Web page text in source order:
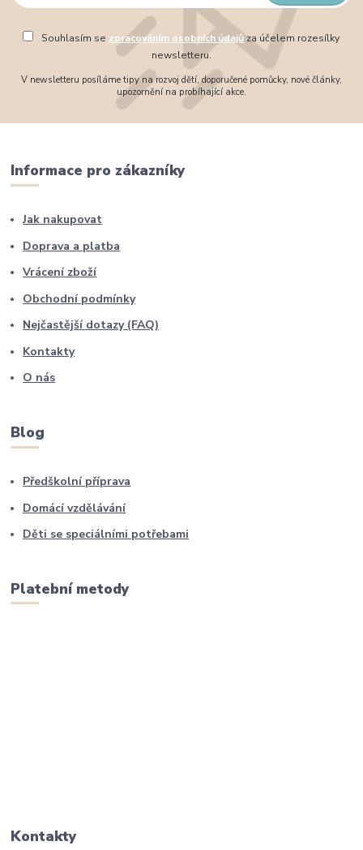
Souhlasím se zpracováním osobních údajůza účelem rozesílky
newsletteru.
V newsletteru posíláme tipy na rozvoj dětí, doporučené pomůcky, nové články,
upozornění na probíhající akce.
Informace pro zákazníky
Jak nakupovat
Doprava a platba
Vrácení zboží
Obchodní podmínky
Nejčastější dotazy (FAQ)
Kontakty
O nás
Blog
Předškolní příprava
Domácí vzdělávání
Děti se speciálními potřebami
Platební metody
Kontakty